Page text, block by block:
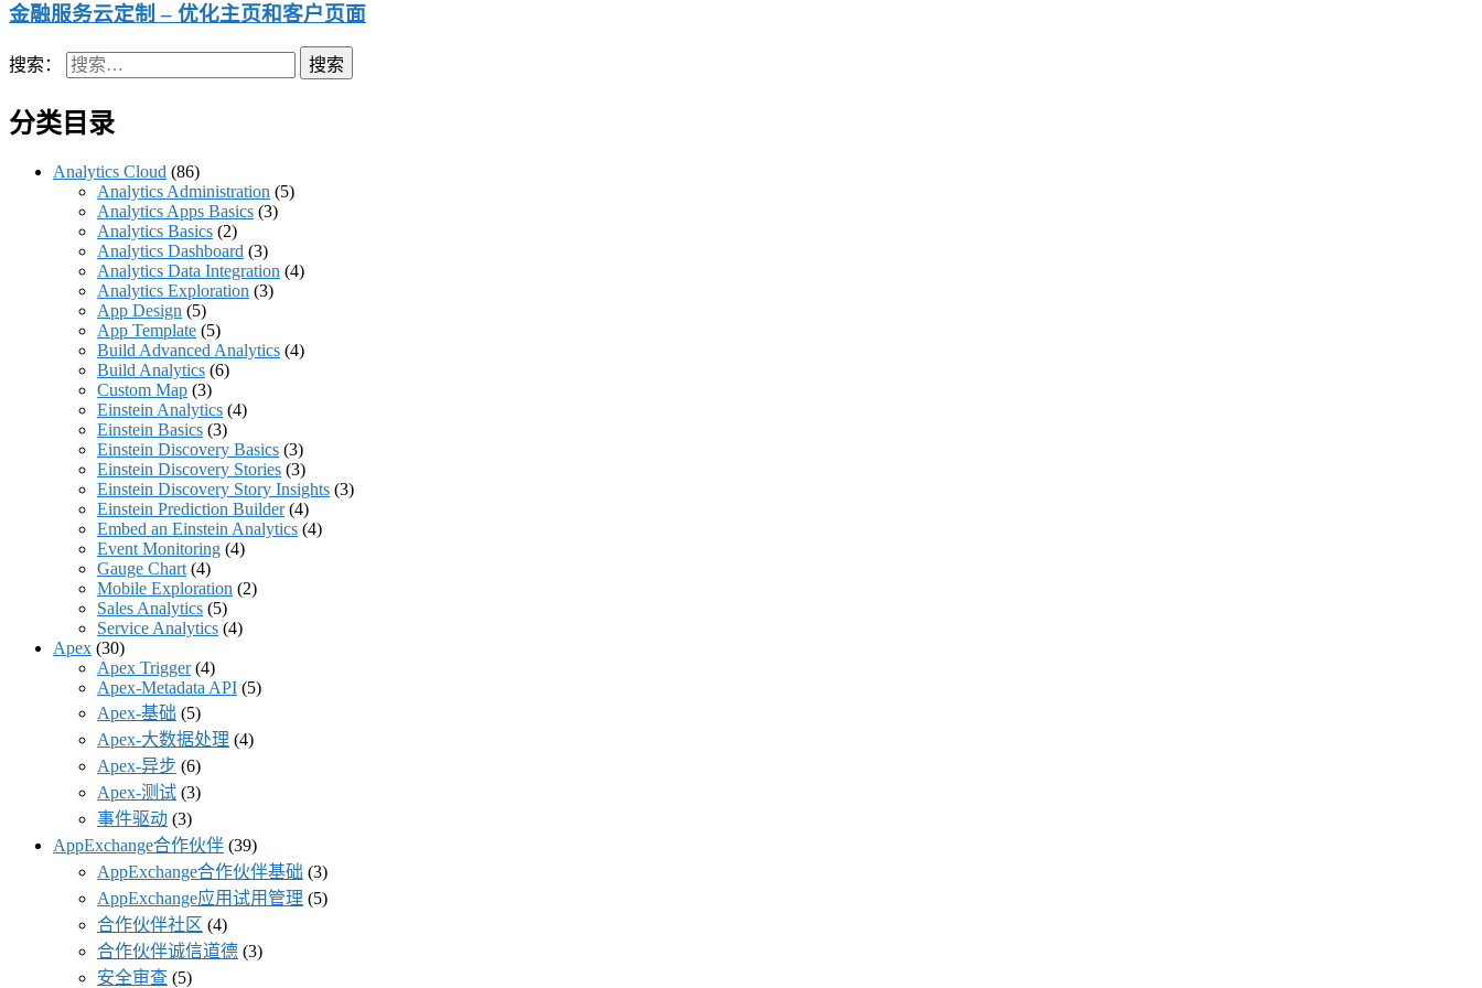
金融服务云定制 – 优化主页和客户页面
搜索：
分类目录
Analytics Cloud (86)
Analytics Administration (5)
Analytics Apps Basics (3)
Analytics Basics (2)
Analytics Dashboard (3)
Analytics Data Integration (4)
Analytics Exploration (3)
App Design (5)
App Template (5)
Build Advanced Analytics (4)
Build Analytics (6)
Custom Map (3)
Einstein Analytics (4)
Einstein Basics (3)
Einstein Discovery Basics (3)
Einstein Discovery Stories (3)
Einstein Discovery Story Insights (3)
Einstein Prediction Builder(4)
Embed an Einstein Analytics (4)
Event Monitoring (4)
Gauge Chart (4)
Mobile Exploration (2)
Sales Analytics (5)
Service Analytics (4)
Apex (30)
Apex Trigger(4)
Apex-Metadata API (5)
Apex-基础 (5)
Apex-大数据处理 (4)
Apex-异步 (6)
Apex-测试 (3)
事件驱动 (3)
AppExchange合作伙伴 (39)
AppExchange合作伙伴基础 (3)
AppExchange应用试用管理 (5)
合作伙伴社区 (4)
合作伙伴诚信道德 (3)
安全审查 (5)